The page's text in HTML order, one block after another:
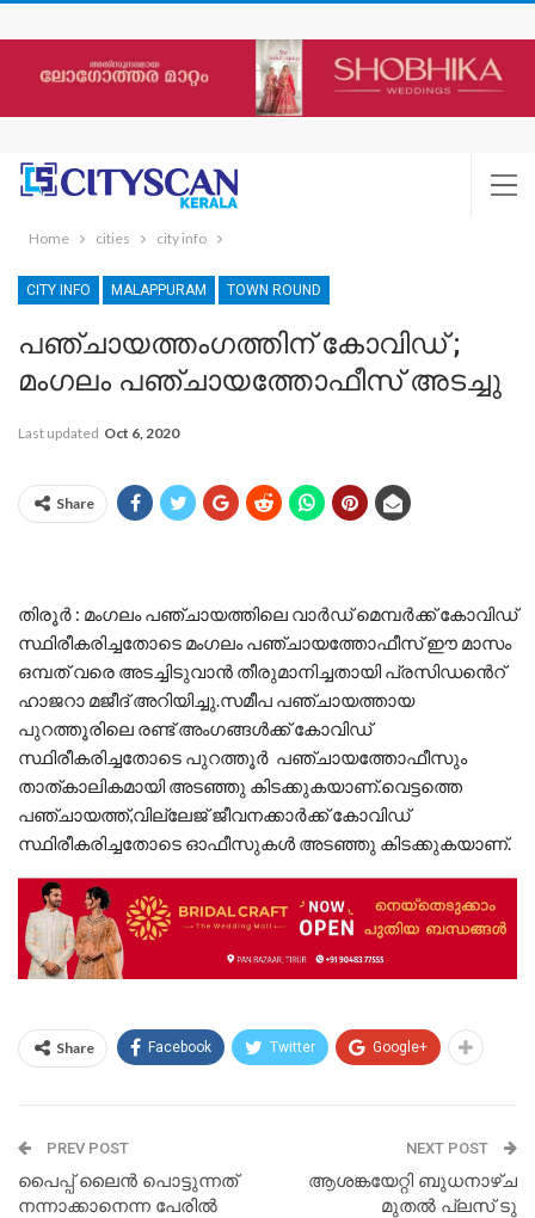
Home cities city info
CITY INFO MALAPPURAM TOWN ROUND
പഞ്ചായത്തംഗത്തിന് കോവിഡ് ;
മംഗലം പഞ്ചായത്തോഫീസ് അടച്ചു
Last updated Oct 6, 2020
Share
തിരൂർ : മംഗലം പഞ്ചായത്തിലെ വാർഡ് മെമ്പർക്ക് കോവിഡ്
സ്ഥിരീകരിച്ചതോടെ മംഗലം പഞ്ചായത്തോഫീസ് ഈ മാസം
ഒമ്പത് വരെ അടച്ചിടുവാൻ തീരുമാനിച്ചതായി പ്രസിഡൻെറ്
ഹാജറാ മജീദ് അറിയിച്ചു.സമീപ പഞ്ചായത്തായ
പുറത്തൂരിലെ രണ്ട് അംഗങ്ങൾക്ക് കോവിഡ്
സ്ഥിരീകരിച്ചതോടെ പുറത്തൂർ പഞ്ചായത്തോഫീസും
താത്കാലികമായി അടഞ്ഞു കിടക്കുകയാണ്.വെട്ടത്തെ
പഞ്ചായത്ത്,വില്ലേജ് ജീവനക്കാർക്ക് കോവിഡ്
സ്ഥിരീകരിച്ചതോടെ ഓഫീസുകൾ അടഞ്ഞു കിടക്കുകയാണ്.
Share Facebook Twitter Google+
PREV POST
പൈപ്പ് ലൈൻ പാെട്ടുന്നത്
നന്നാക്കാനെന്ന പേരിൽ
NEXT POST
ആശങ്കയേറ്റി ബുധനാഴ്ച
മുതൽ പ്ലസ് ടു